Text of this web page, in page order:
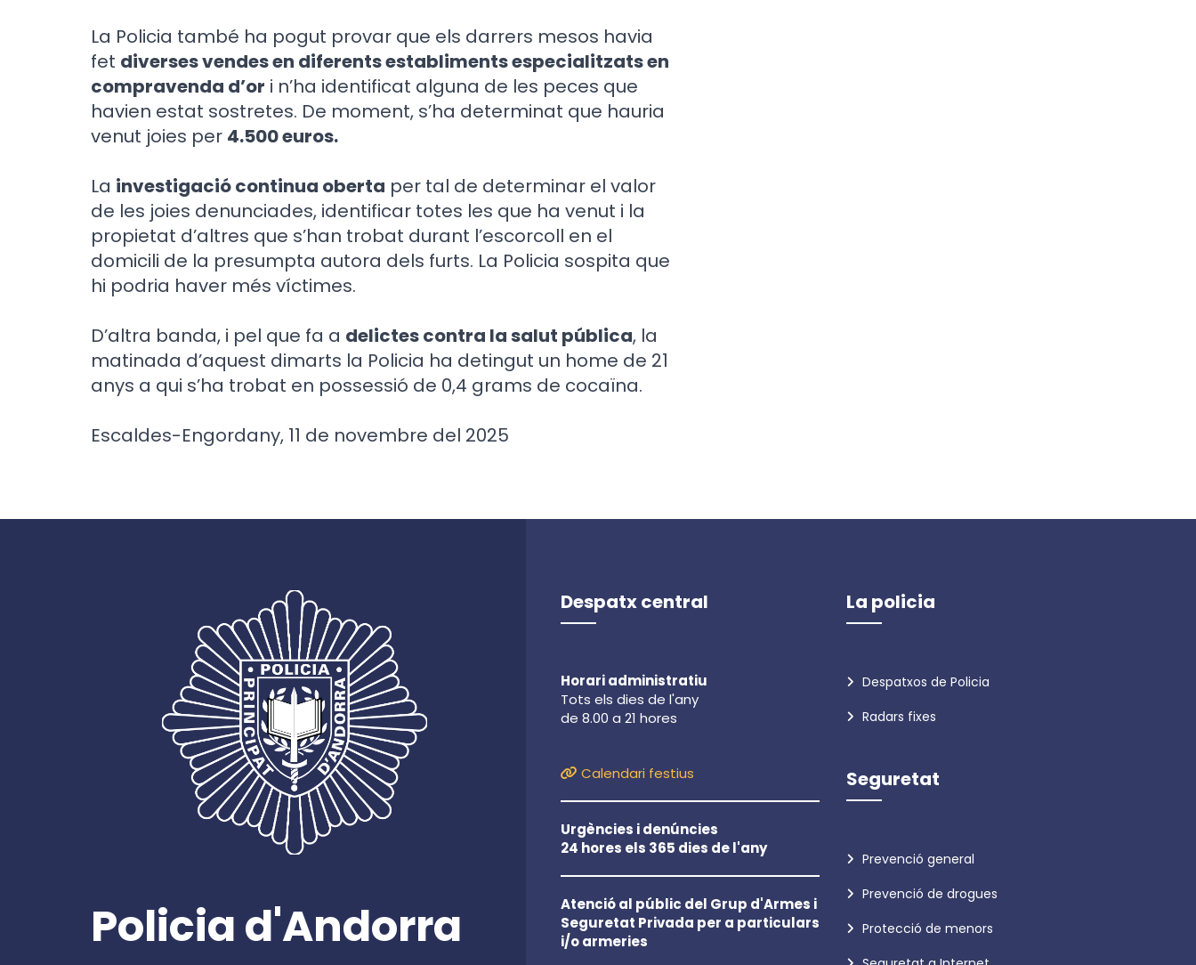
La Policia també ha pogut provar que els darrers mesos havia
fet diverses vendes en diferents establiments especialitzats en
compravenda d’or i n’ha identificat alguna de les peces que
havien estat sostretes. De moment, s’ha determinat que hauria
venut joies per 4.500 euros.
La investigació continua oberta per tal de determinar el valor
de les joies denunciades, identificar totes les que ha venut i la
propietat d’altres que s’han trobat durant l’escorcoll en el
domicili de la presumpta autora dels furts. La Policia sospita que
hi podria haver més víctimes.
D’altra banda, i pel que fa a delictes contra la salut pública, la
matinada d’aquest dimarts la Policia ha detingut un home de 21
anys a qui s’ha trobat en possessió de 0,4 grams de cocaïna.
Escaldes-Engordany, 11 de novembre del 2025
Policia d'Andorra
Despatx central
Horari administratiu
Tots els dies de l'any
de 8.00 a 21 hores
Calendari festius
Urgències i denúncies
24 hores els 365 dies de l'any
Atenció al públic del Grup d'Armes i
Seguretat Privada per a particulars
i/o armeries
La policia
Despatxos de Policia
Radars fixes
Seguretat
Prevenció general
Prevenció de drogues
Protecció de menors